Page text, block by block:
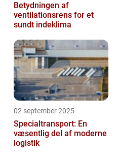
Betydningen af
ventilationsrens for et
sundt indeklima
02 september 2025
Specialtransport: En
væsentlig del af moderne
logistik